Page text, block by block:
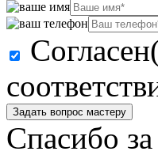
Задать вопрос мастеру
Спасибо за